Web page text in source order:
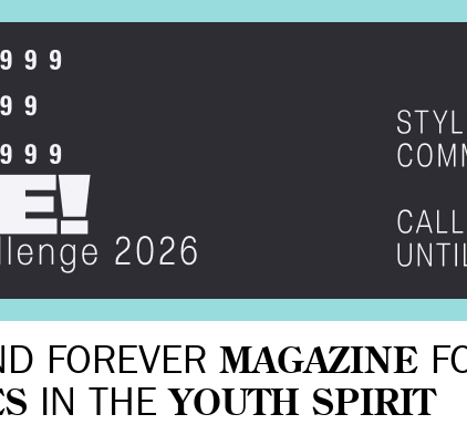
FOREVER MAGAZINE
IN THE YOUTH SPIRIT